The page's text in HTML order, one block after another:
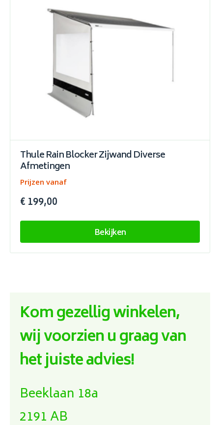
Thule Rain Blocker Zijwand Diverse
Afmetingen
Prijzen vanaf
€ 199,00
Bekijken
Kom gezellig winkelen,
wij voorzien u graag van
het juiste advies!
Beeklaan 18a
2191 AB